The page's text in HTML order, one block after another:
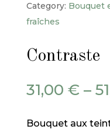
Category: Bouquet
fraîches
Contraste
31,00 €–
Bouquet aux